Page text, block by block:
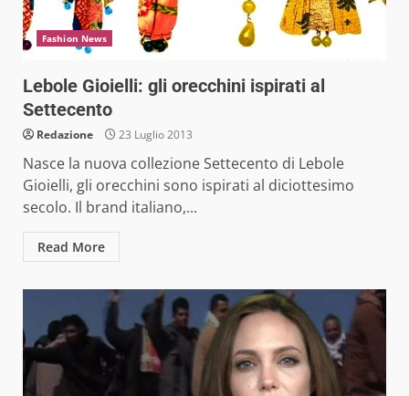
Fashion News
Lebole Gioielli: gli orecchini ispirati al
Settecento
Redazione 23 Luglio 2013
Nasce la nuova collezione Settecento di Lebole
Gioielli, gli orecchini sono ispirati al diciottesimo
secolo. Il brand italiano,...
Read More